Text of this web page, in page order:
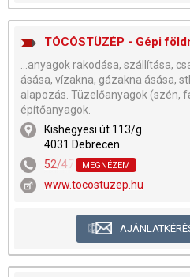
TÓCÓSTÜZÉP - Gépi
...anyagok rakodása, szállítása,
ásása, vízakna, gázakna ásása,
alapozás. Tüzelőanyagok (szén,
építőanyagok.
Kishegyesi út 113/g.
4031 Debrecen
52/478-239,30/609-3698
MEGNÉZEM
www.tocostuzep.hu